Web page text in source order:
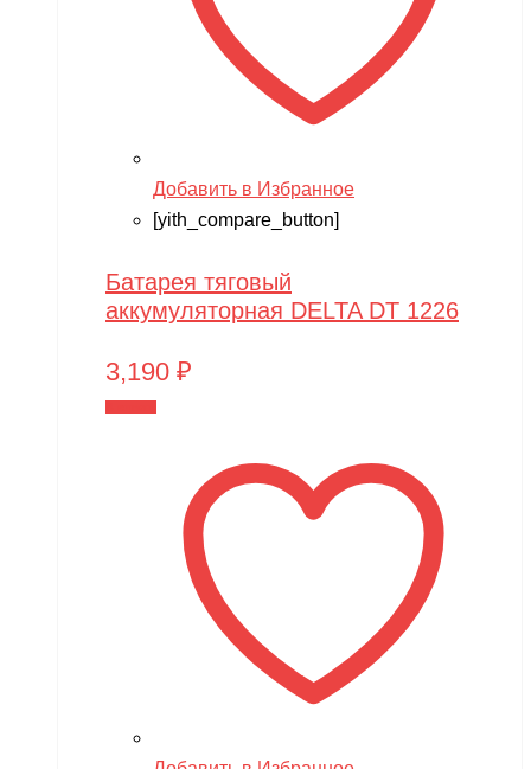
Добавить в Избранное
[yith_compare_button]
Батарея тяговый
аккумуляторная DELTA DT 1226
3,190 ₽